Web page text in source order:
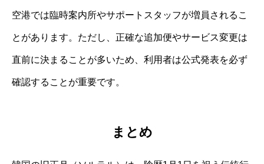
空港では臨時案内所やサポートスタッフが増員されるこ
とがあります。ただし、正確な追加便やサービス変更は
直前に決まることが多いため、利用者は公式発表を必ず
確認することが重要です。
まとめ